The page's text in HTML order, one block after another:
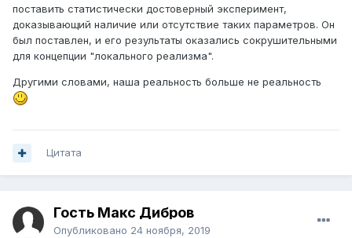
поставить статистически достоверный эксперимент,
доказывающий наличие или отсутствие таких параметров. Он
был поставлен, и его результаты оказались сокрушительными
для концепции "локального реализма".
Другими словами, наша реальность больше не реальность
Цитата
Гость Макс Дибров
Опубликовано 24 ноября, 2019